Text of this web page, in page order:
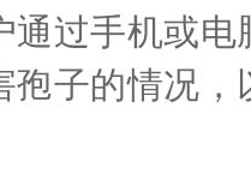
通过手机或
孢子的情况